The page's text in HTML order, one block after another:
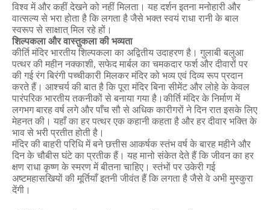
विश्व में और कहीं देखने को नहीं मिलता। यह दर्शन इतना मनोहारी और
वात्सल्य से भरा होता है कि लगता है जैसे भक्त स्वयं राधा रानी के बाल
स्वरूप से साक्षात् मिल रहे हों।
शिल्पकला और वास्तुकला की भव्यता
कीर्ति मंदिर भारतीय शिल्पकला का अद्वितीय उदाहरण है। गुलाबी बलुआ
पत्थर की महीन नक्काशी, सफेद मार्बल का चमकदार फर्श और दीवारों पर
की गई रंग बिरंगी पच्चीकारी मिलकर मंदिर को भव्य एवं दिव्य रूप प्रदान
करते हैं। आश्चर्य की बात है कि पूरा मंदिर बिना सीमेंट और लोहे के केवल
पारंपरिक भारतीय तकनीकों से बनाया गया है।कीर्ति मंदिर के निर्माण में
लगभग बारह वर्ष लगे और पाँच सौ से अधिक कारीगरों ने दिन रात इसके लिए
मेहनत की। यहाँ का हर पत्थर एक कहानी कहता है और हर दीवार भक्ति के
भाव से भरी प्रतीत होती है।
मंदिर की बाहरी परिधि में बने छत्तीस आकर्षक स्तंभ वर्ष के बारह महीने और
दिन के चौबीस घंटे का प्रतीक हैं। यह मानो संकेत देते हैं कि जीवन का हर
क्षण राधा कृष्ण के स्मरण में बीतना चाहिए। स्तंभों पर उकेरी गई
अष्टमहासखियों की मूर्तियाँ इतनी जीवंत हैं कि लगता है जैसे वे अभी मुस्कुरा
देंगी।